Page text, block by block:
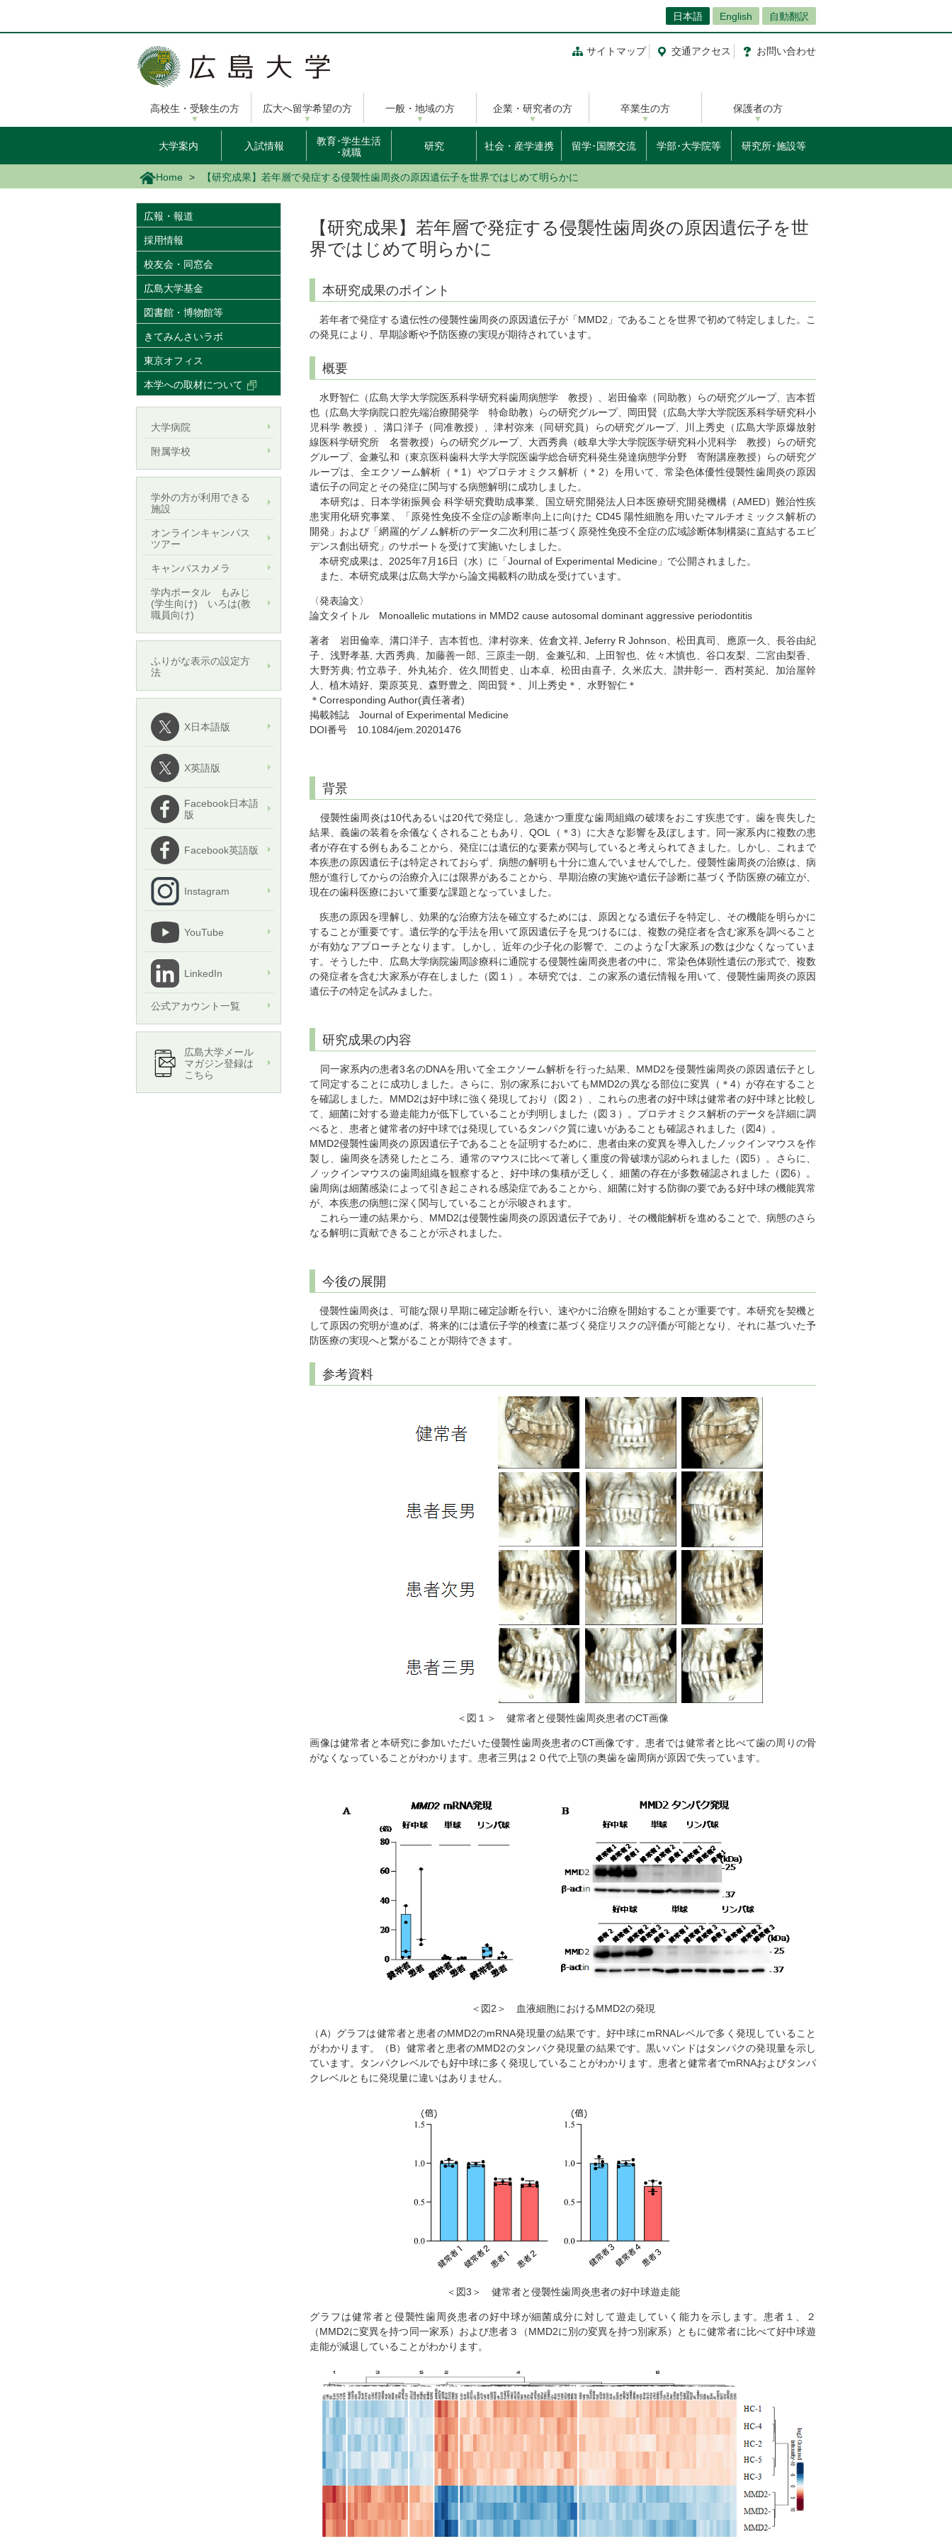
ン
に
日本語 English 自動翻訳
サイトマップ 交通アクセス お問い合わせ
高校生・受験生の方 広大へ留学希望の方 一般・地域の方 企業・研究者の方 卒業生の方 保護者の方
大学案内 入試情報
教育･学生生活
･就職
研究 社会・産学連携 留学･国際交流 学部･大学院等 研究所･施設等
Home 【研究成果】若年層で発症する侵襲性歯周炎の原因遺伝子を世界ではじめて明らかに
【研究成果】若年層で発症する侵襲性歯周炎の原因遺伝子を世
界ではじめて明らかに
本研究成果のポイント
若年者で発症する遺伝性の侵襲性歯周炎の原因遺伝子が「MMD2」であることを世界で初めて特定しました。こ
の発見により、早期診断や予防医療の実現が期待されています。
概要
水野智仁（広島大学大学院医系科学研究科歯周病態学 教授）、岩田倫幸（同助教）らの研究グループ、吉本哲
也（広島大学病院口腔先端治療開発学 特命助教）らの研究グループ、岡田賢（広島大学大学院医系科学研究科小
児科学 教授）、溝口洋子（同准教授）、津村弥来（同研究員）らの研究グループ、川上秀史（広島大学原爆放射
線医科学研究所 名誉教授）らの研究グループ、大西秀典（岐阜大学大学院医学研究科小児科学 教授）らの研究
グループ、金兼弘和（東京医科歯科大学大学院医歯学総合研究科発生発達病態学分野 寄附講座教授）らの研究グ
ループは、全エクソーム解析（＊1）やプロテオミクス解析（＊2）を用いて、常染色体優性侵襲性歯周炎の原因
遺伝子の同定とその発症に関与する病態解明に成功しました。
本研究は、日本学術振興会 科学研究費助成事業、国立研究開発法人日本医療研究開発機構（AMED）難治性疾
患実用化研究事業、「原発性免疫不全症の診断率向上に向けた CD45 陽性細胞を用いたマルチオミックス解析の
開発」および「網羅的ゲノム解析のデータ二次利用に基づく原発性免疫不全症の広域診断体制構築に直結するエビ
デンス創出研究」のサポートを受けて実施いたしました。
本研究成果は、2025年7月16日（水）に「Journal of Experimental Medicine」で公開されました。
また、本研究成果は広島大学から論文掲載料の助成を受けています。
〈発表論文〉
論文タイトル Monoallelic mutations in MMD2 cause autosomal dominant aggressive periodontitis
著者 岩田倫幸、溝口洋子、吉本哲也、津村弥来、佐倉文祥, Jeferry R Johnson、松田真司、應原一久、長谷由紀
子、浅野孝基, 大西秀典、加藤善一郎、三原圭一朗、金兼弘和、上田智也、佐々木慎也、谷口友梨、二宮由梨香、
大野芳典; 竹立恭子、外丸祐介、佐久間哲史、山本卓、松田由喜子、久米広大、讃井彰一、西村英紀、加治屋幹
人、植木靖好、栗原英見、森野豊之、岡田賢＊、川上秀史＊、水野智仁＊
＊Corresponding Author(責任著者)
掲載雑誌 Journal of Experimental Medicine
DOI番号 10.1084/jem.20201476
背景
侵襲性歯周炎は10代あるいは20代で発症し、急速かつ重度な歯周組織の破壊をおこす疾患です。歯を喪失した
結果、義歯の装着を余儀なくされることもあり、QOL（＊3）に大きな影響を及ぼします。同一家系内に複数の患
者が存在する例もあることから、発症には遺伝的な要素が関与していると考えられてきました。しかし、これまで
本疾患の原因遺伝子は特定されておらず、病態の解明も十分に進んでいませんでした。侵襲性歯周炎の治療は、病
態が進行してからの治療介入には限界があることから、早期治療の実施や遺伝子診断に基づく予防医療の確立が、
現在の歯科医療において重要な課題となっていました。
疾患の原因を理解し、効果的な治療方法を確立するためには、原因となる遺伝子を特定し、その機能を明らかに
することが重要です。遺伝学的な手法を用いて原因遺伝子を見つけるには、複数の発症者を含む家系を調べること
が有効なアプローチとなります。しかし、近年の少子化の影響で、このような｢大家系｣の数は少なくなっていま
す。そうした中、広島大学病院歯周診療科に通院する侵襲性歯周炎患者の中に、常染色体顕性遺伝の形式で、複数
の発症者を含む大家系が存在しました（図１）。本研究では、この家系の遺伝情報を用いて、侵襲性歯周炎の原因
遺伝子の特定を試みました。
研究成果の内容
同一家系内の患者3名のDNAを用いて全エクソーム解析を行った結果、MMD2を侵襲性歯周炎の原因遺伝子とし
て同定することに成功しました。さらに、別の家系においてもMMD2の異なる部位に変異（＊4）が存在すること
を確認しました。MMD2は好中球に強く発現しており（図２）、これらの患者の好中球は健常者の好中球と比較し
て、細菌に対する遊走能力が低下していることが判明しました（図３）。プロテオミクス解析のデータを詳細に調
べると、患者と健常者の好中球では発現しているタンパク質に違いがあることも確認されました（図4）。
MMD2侵襲性歯周炎の原因遺伝子であることを証明するために、患者由来の変異を導入したノックインマウスを作
製し、歯周炎を誘発したところ、通常のマウスに比べて著しく重度の骨破壊が認められました（図5）。さらに、
ノックインマウスの歯周組織を観察すると、好中球の集積が乏しく、細菌の存在が多数確認されました（図6）。
歯周病は細菌感染によって引き起こされる感染症であることから、細菌に対する防御の要である好中球の機能異常
が、本疾患の病態に深く関与していることが示唆されます。
これら一連の結果から、MMD2は侵襲性歯周炎の原因遺伝子であり、その機能解析を進めることで、病態のさら
なる解明に貢献できることが示されました。
今後の展開
侵襲性歯周炎は、可能な限り早期に確定診断を行い、速やかに治療を開始することが重要です。本研究を契機と
して原因の究明が進めば、将来的には遺伝子学的検査に基づく発症リスクの評価が可能となり、それに基づいた予
防医療の実現へと繋がることが期待できます。
参考資料
＜図１＞ 健常者と侵襲性歯周炎患者のCT画像
画像は健常者と本研究に参加いただいた侵襲性歯周炎患者のCT画像です。患者では健常者と比べて歯の周りの骨
がなくなっていることがわかります。患者三男は２０代で上顎の奥歯を歯周病が原因で失っています。
＜図2＞ 血液細胞におけるMMD2の発現
（A）グラフは健常者と患者のMMD2のmRNA発現量の結果です。好中球にmRNAレベルで多く発現していること
がわかります。（B）健常者と患者のMMD2のタンパク発現量の結果です。黒いバンドはタンパクの発現量を示し
ています。タンパクレベルでも好中球に多く発現していることがわかります。患者と健常者でmRNAおよびタンパ
クレベルともに発現量に違いはありません。
＜図3＞ 健常者と侵襲性歯周炎患者の好中球遊走能
グラフは健常者と侵襲性歯周炎患者の好中球が細菌成分に対して遊走していく能力を示します。患者１、２
（MMD2に変異を持つ同一家系）および患者３（MMD2に別の変異を持つ別家系）ともに健常者に比べて好中球遊
走能が減退していることがわかります。
広報・報道
採用情報
校友会・同窓会
広島大学基金
図書館・博物館等
きてみんさいラボ
東京オフィス
本学への取材について
大学病院
附属学校
学外の方が利用できる
施設
オンラインキャンパス
ツアー
キャンパスカメラ
学内ポータル もみじ
(学生向け) いろは(教
職員向け)
ふりがな表示の設定方
法
X日本語版
X英語版
Facebook日本語
版
Facebook英語版
Instagram
YouTube
LinkedIn
公式アカウント一覧
広島大学メール
マガジン登録は
こちら